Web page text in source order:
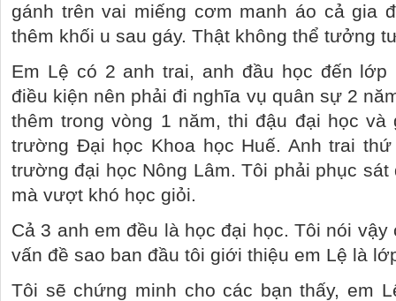
gánh trên vai miếng cơm manh áo cả gia
thêm khối u sau gáy. Thật không thể tưởng
Em Lệ có 2 anh trai, anh đầu học đến
điều kiện nên phải đi nghĩa vụ quân sự 2
thêm trong vòng 1 năm, thi đậu đại học
trường Đại học Khoa học Huế. Anh trai
trường đại học Nông Lâm. Tôi phải phục
mà vượt khó học giỏi.
Cả 3 anh em đều là học đại học. Tôi nói vậy
vấn đề sao ban đầu tôi giới thiệu em Lệ là
Tôi sẽ chứng minh cho các bạn thấy, em